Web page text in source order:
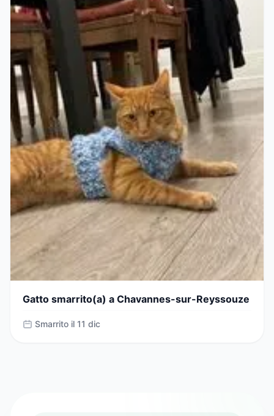
Gatto smarrito(a) a Chavannes-sur-Reyssouze
Smarrito il 11 dic